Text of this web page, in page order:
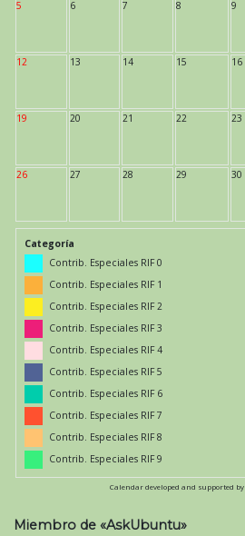
5 6 7 8 9
12 13 14 15 16
19 20 21 22 23
26 27 28 29 30
Categoría
Contrib. Especiales RIF 0
Contrib. Especiales RIF 1
Contrib. Especiales RIF 2
Contrib. Especiales RIF 3
Contrib. Especiales RIF 4
Contrib. Especiales RIF 5
Contrib. Especiales RIF 6
Contrib. Especiales RIF 7
Contrib. Especiales RIF 8
Contrib. Especiales RIF 9
Calendar developed and supported by
Miembro de «AskUbuntu»